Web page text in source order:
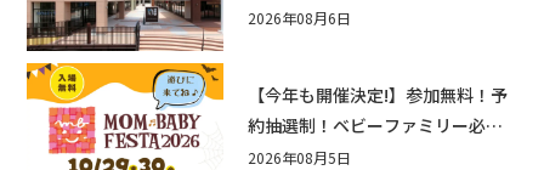
まとめ！びしょぬれ水あそび・激
2026年08月6日
【今年も開催決定!】参加無料！予
約抽選制！ベビーファミリー必見
☆入場無料☆10/29(木)30(金)ママ
2026年08月5日